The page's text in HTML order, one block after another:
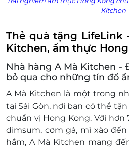
Kitchen
Thẻ quà tặng LifeLink
Kitchen, ẩm thực
Nhà hàng A Mà Kitchen -
bỏ qua cho những tín đồ
A Mà Kitchen là một trong
tại Sài Gòn, nơi bạn có thể
chuẩn vị Hong Kong. Với
dimsum, cơm gà, mì xào
hầm, A Mà Kitchen mang